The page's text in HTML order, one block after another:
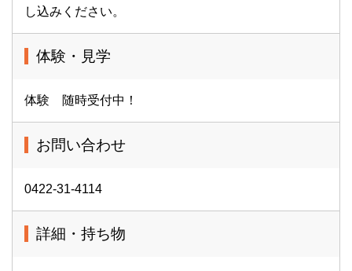
し込みください。
体験・見学
体験 随時受付中！
お問い合わせ
0422-31-4114
詳細・持ち物